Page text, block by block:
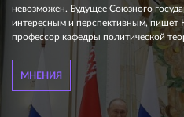
невозможен. Будущее Союзного
интересным и перспективным, пишет
профессор кафедры политической
МНЕНИЯ